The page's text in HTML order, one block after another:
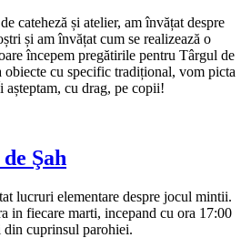
cateheză și atelier, am învățat despre
și am învățat cum se realizează o
începem pregătirile pentru Târgul de
cu specific tradițional, vom picta
cu drag, pe copii!
Şah
lucruri elementare despre jocul mintii.
in fiecare marti, incepand cu ora 17:00
din cuprinsul parohiei.